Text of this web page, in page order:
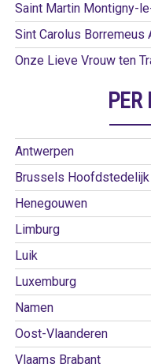
Saint Martin Montigny-
Sint Carolus Borremeus
Onze Lieve Vrouw ten
Antwerpen
Brussels
Henegouwen
Limburg
Luik
Luxemburg
Namen
Oost-Vlaanderen
Vlaams Brabant